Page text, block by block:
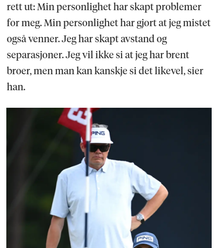
rett ut: Min personlighet har skapt problemer
for meg. Min personlighet har gjort at jeg mistet
også venner. Jeg har skapt avstand og
separasjoner. Jeg vil ikke si at jeg har brent
broer, men man kan kanskje si det likevel, sier
han.